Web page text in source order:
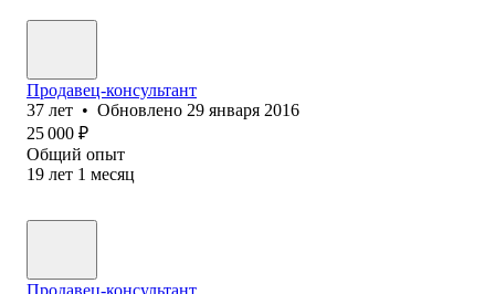
Продавец-консультант
37 лет • Обновлено 29 января 2016
25 000 ₽
Общий опыт
19 лет 1 месяц
Продавец-консультант